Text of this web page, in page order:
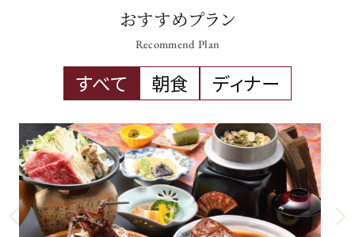
おすすめプラン
Recommend Plan
すべて 朝食 ディナー